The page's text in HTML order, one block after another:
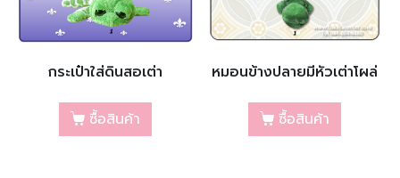
กระเป๋าใส่ดินสอเต่า
ซื้อสินค้า
หมอนข้างปลายมีหัวเต่าโผล่
ซื้อสินค้า